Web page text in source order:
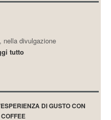
nella divulgazione
tutto
DI GUSTO CON